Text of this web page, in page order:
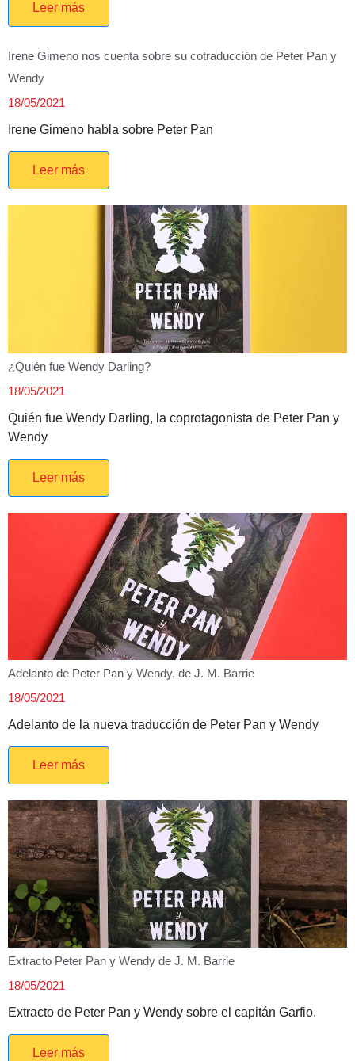
Leer más
Irene Gimeno nos cuenta sobre su cotraducción de Peter Pan y
Wendy
18/05/2021
Irene Gimeno habla sobre Peter Pan
Leer más
¿Quién fue Wendy Darling?
18/05/2021
Quién fue Wendy Darling, la coprotagonista de Peter Pan y
Wendy
Leer más
Adelanto de Peter Pan y Wendy, de J. M. Barrie
18/05/2021
Adelanto de la nueva traducción de Peter Pan y Wendy
Leer más
Extracto Peter Pan y Wendy de J. M. Barrie
18/05/2021
Extracto de Peter Pan y Wendy sobre el capitán Garfio.
Leer más